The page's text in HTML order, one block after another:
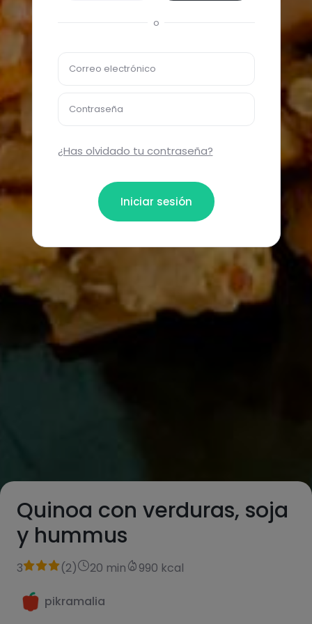
Quinoa con verduras, soja
y hummus
3 (2) 20 min 990 kcal
pikramalia
o
Correo electrónico
Contraseña
¿Has olvidado tu contraseña?
Iniciar sesión